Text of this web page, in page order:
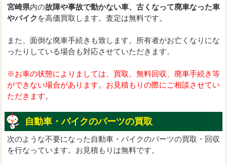
宮崎県内の故障や事故で動かない車、古くなって廃車なった車
やバイク を高価買取します。査定は無料です。
また、面倒な廃車手続きも致します。所有者がお亡くなりにな
ったりしている場合も対応させていただきます。
※お車の状態によりましては、買取、無料回収、廃車手続き等
ができない場合があります。お見積もりの際にご相談させてい
ただきます。
自動車・バイクのパーツの買取
次のような不要になった自動車・バイクのパーツの買取・回収
を行なっています。お見積もりは無料です。